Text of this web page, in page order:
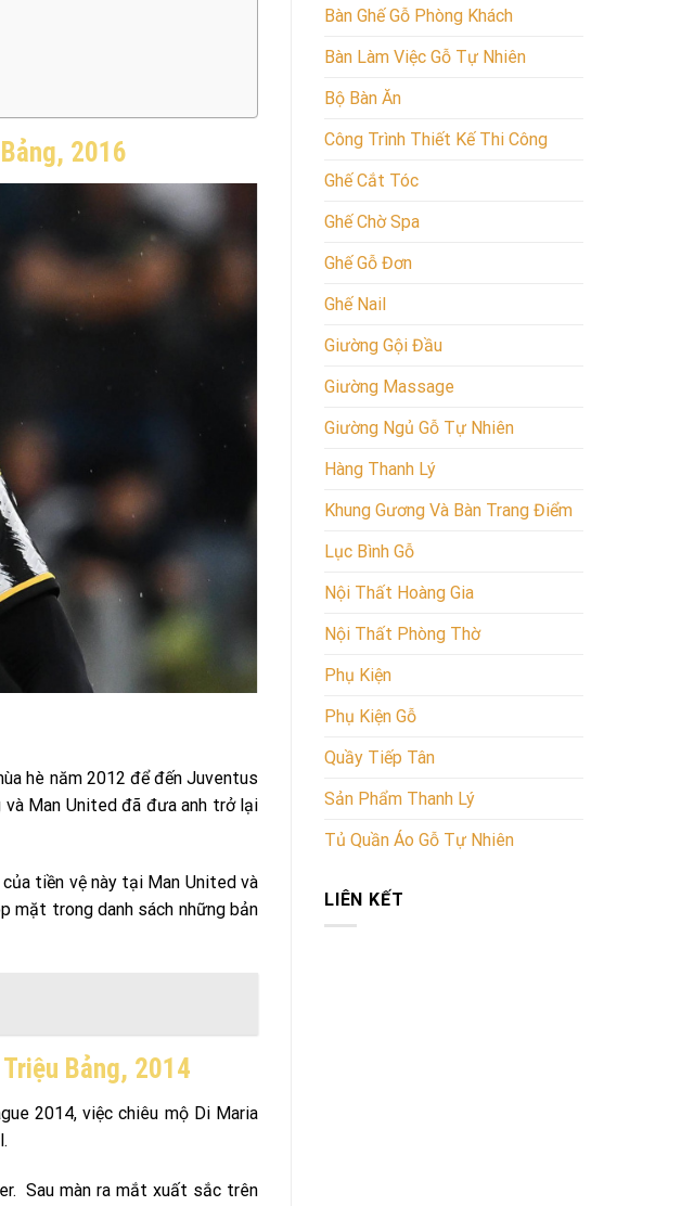
2016
hè năm 2012 để đến Juventus
Man United đã đưa anh trở lại
tiền vệ này tại Man United và
mặt trong danh sách những bản
Bảng, 2014
2014, việc chiêu mộ Di Maria
Sau màn ra mắt xuất sắc trên
Bàn Ghế Gỗ Phòng Khách
Bàn Làm Việc Gỗ Tự Nhiên
Bộ Bàn Ăn
Công Trình Thiết Kế Thi Công
Ghế Cắt Tóc
Ghế Chờ Spa
Ghế Gỗ Đơn
Ghế Nail
Giường Gội Đầu
Giường Massage
Giường Ngủ Gỗ Tự Nhiên
Hàng Thanh Lý
Khung Gương Và Bàn Trang Điểm
Lục Bình Gỗ
Nội Thất Hoàng Gia
Nội Thất Phòng Thờ
Phụ Kiện
Phụ Kiện Gỗ
Quầy Tiếp Tân
Sản Phẩm Thanh Lý
Tủ Quần Áo Gỗ Tự Nhiên
LIÊN KẾT